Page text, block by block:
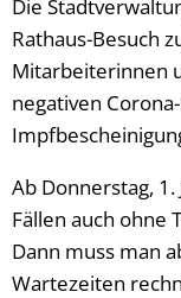
Die
Rathaus-Besuch
Mitarbeiterinnen
negativen
Ab Donnerstag,
Fällen auch ohne
Dann muss man
Wartezeiten